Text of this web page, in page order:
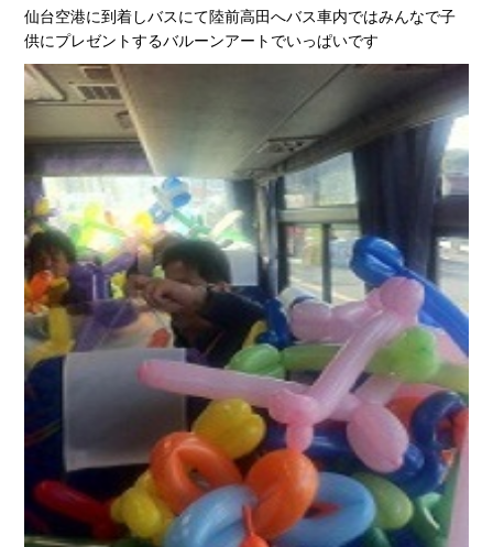
仙台空港に到着しバスにて陸前高田へバス車内ではみんなで子
供にプレゼントするバルーンアートでいっぱいです